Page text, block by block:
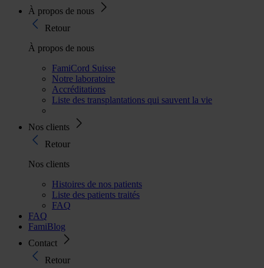
À propos de nous
Retour
À propos de nous
FamiCord Suisse
Notre laboratoire
Accréditations
Liste des transplantations qui sauvent la vie
Nos clients
Retour
Nos clients
Histoires de nos patients
Liste des patients traités
FAQ
FAQ
FamiBlog
Contact
Retour